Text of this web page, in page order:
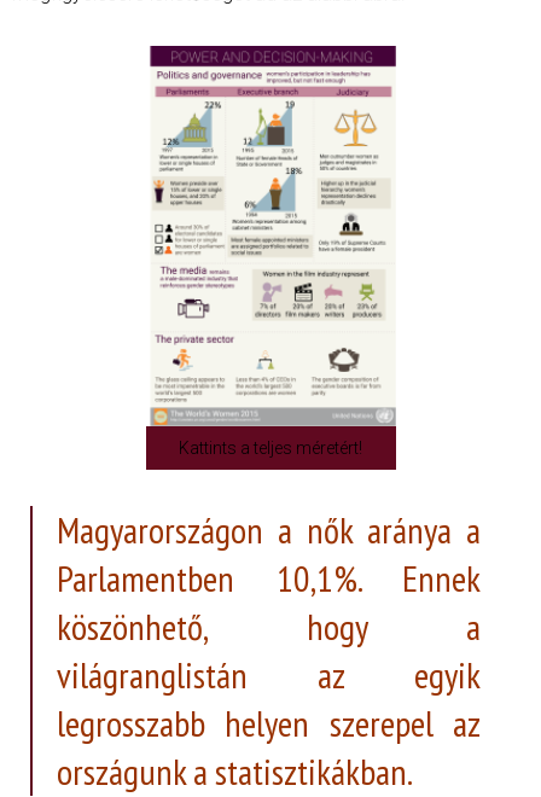
Kattints a teljes méretért!
Magyarországon a nők aránya a
Parlamentben 10,1%. Ennek
köszönhető, hogy a
világranglistán az egyik
legrosszabb helyen szerepel az
országunk a statisztikákban.